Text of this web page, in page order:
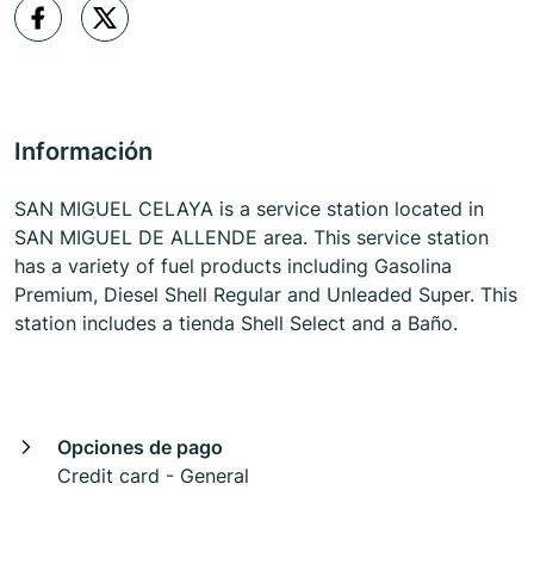
Información
SAN MIGUEL CELAYA is a service station located in
SAN MIGUEL DE ALLENDE area. This service station
has a variety of fuel products including Gasolina
Premium, Diesel Shell Regular and Unleaded Super. This
station includes a tienda Shell Select and a Baño.
Opciones de pago
Credit card - General